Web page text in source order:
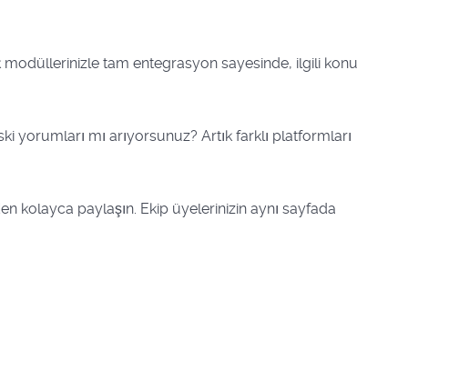
tam entegrasyon sayesinde, ilgili konu
yorumları mı arıyorsunuz? Artık farklı platformları
kolayca paylaşın. Ekip üyelerinizin aynı sayfada